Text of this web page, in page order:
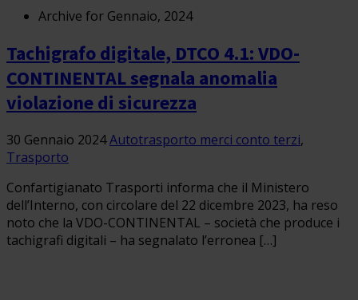
Archive for Gennaio, 2024
Tachigrafo digitale, DTCO 4.1: VDO-
CONTINENTAL segnala anomalia
violazione di sicurezza
30 Gennaio 2024Autotrasporto merci conto terzi,
Trasporto
Confartigianato Trasporti informa che il Ministero
dell’Interno, con circolare del 22 dicembre 2023, ha reso
noto che la VDO-CONTINENTAL – società che produce i
tachigrafi digitali – ha segnalato l’erronea […]